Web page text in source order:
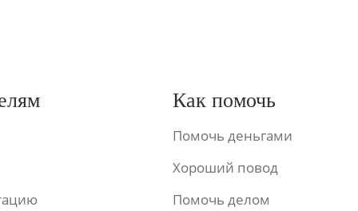
Как помочь
Помочь деньгами
Хороший повод
Помочь делом